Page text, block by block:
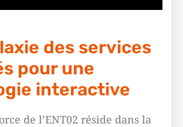
des services
pour une
interactive
de l’ENT02 réside dans la